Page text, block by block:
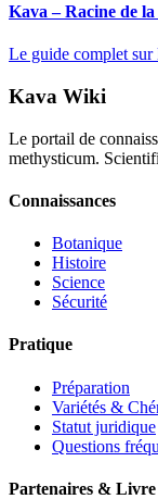
Kava – Racine de
Le guide complet
Kava Wiki
Le portail de
methysticum.
Connaissances
Botanique
Histoire
Science
Sécurité
Pratique
Préparation
Variétés &
Statut juridique
Questions
Partenaires & Livre